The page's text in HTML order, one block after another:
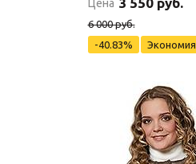
Цена
6 000 руб.
-40.83%
Экономия